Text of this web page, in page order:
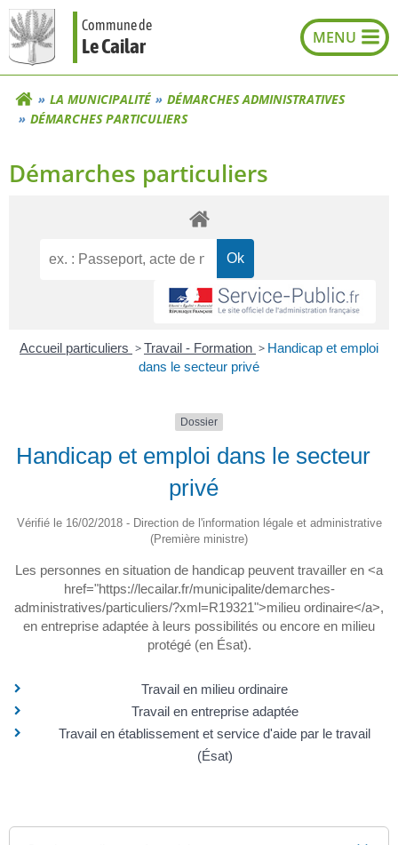
Aller
au
contenu
Commune de
Le Cailar
LA MUNICIPALITÉ
DÉMARCHES ADMINISTRATIVES
DÉMARCHES PARTICULIERS
Démarches particuliers
Accueil particuliers >Travail - Formation > Handicap et emploi
dans le secteur privé
Dossier
Handicap et emploi dans le secteur
privé
Vérifié le 16/02/2018 - Direction de l'information légale et administrative
(Première ministre)
Les personnes en situation de handicap peuvent travailler en <a
href="https://lecailar.fr/municipalite/demarches-
administratives/particuliers/?xml=R19321">milieu ordinaire</a>,
en entreprise adaptée à leurs possibilités ou encore en milieu
protégé (en Ésat).
Travail en milieu ordinaire
Travail en entreprise adaptée
Travail en établissement et service d'aide par le travail
(Ésat)